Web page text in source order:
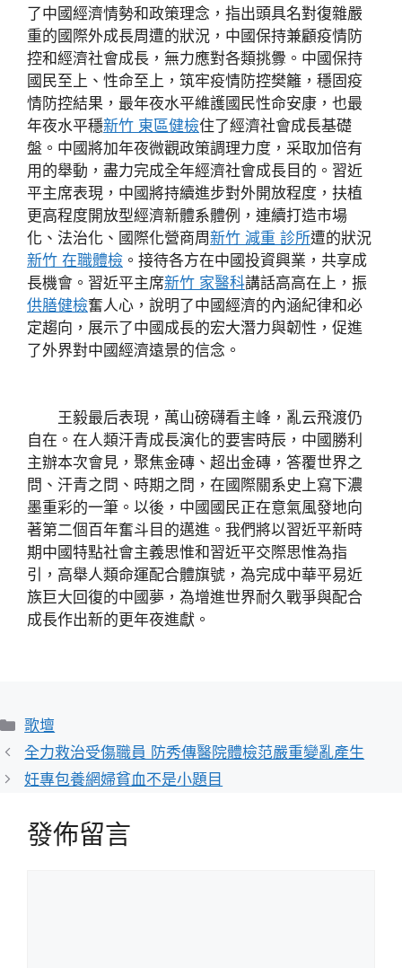
了中國經濟情勢和政策理念，指出頭具名對復雜嚴
重的國際外成長周遭的狀況，中國保持兼顧疫情防
控和經濟社會成長，無力應對各類挑釁。中國保持
國民至上、性命至上，筑牢疫情防控樊籬，穩固疫
情防控結果，最年夜水平維護國民性命安康，也最
年夜水平穩新竹 東區健檢住了經濟社會成長基礎
盤。中國將加年夜微觀政策調理力度，采取加倍有
用的舉動，盡力完成全年經濟社會成長目的。習近
平主席表現，中國將持續進步對外開放程度，扶植
更高程度開放型經濟新體系體例，連續打造市場
化、法治化、國際化營商周新竹 減重 診所遭的狀況
新竹 在職體檢 。接待各方在中國投資興業，共享成
長機會。習近平主席新竹 家醫科講話高高在上，振
供膳健檢奮人心，說明了中國經濟的內涵紀律和必
定趨向，展示了中國成長的宏大潛力與韌性，促進
了外界對中國經濟遠景的信念。
王毅最后表現，萬山磅礴看主峰，亂云飛渡仍
自在。在人類汗青成長演化的要害時辰，中國勝利
主辦本次會見，聚焦金磚、超出金磚，答覆世界之
問、汗青之問、時期之問，在國際關系史上寫下濃
墨重彩的一筆。以後，中國國民正在意氣風發地向
著第二個百年奮斗目的邁進。我們將以習近平新時
期中國特點社會主義思惟和習近平交際思惟為指
引，高舉人類命運配合體旗號，為完成中華平易近
族巨大回復的中國夢，為增進世界耐久戰爭與配合
成長作出新的更年夜進獻。
分
類
歌壇
全力救治受傷職員 防秀傳醫院體檢范嚴重變亂產生
妊專包養網婦貧血不是小題目
發佈留言